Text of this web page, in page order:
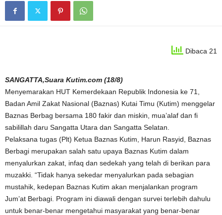
Dibaca 21
SANGATTA,Suara Kutim.com (18/8)
Menyemarakan HUT Kemerdekaan Republik Indonesia ke 71,
Badan Amil Zakat Nasional (Baznas) Kutai Timu (Kutim) menggelar
Baznas Berbag bersama 180 fakir dan miskin, mua’alaf dan fi
sabilillah daru Sangatta Utara dan Sangatta Selatan.
Pelaksana tugas (Plt) Ketua Baznas Kutim, Harun Rasyid, Baznas
Berbagi merupakan salah satu upaya Baznas Kutim dalam
menyalurkan zakat, infaq dan sedekah yang telah di berikan para
muzakki. “Tidak hanya sekedar menyalurkan pada sebagian
mustahik, kedepan Baznas Kutim akan menjalankan program
Jum’at Berbagi. Program ini diawali dengan survei terlebih dahulu
untuk benar-benar mengetahui masyarakat yang benar-benar